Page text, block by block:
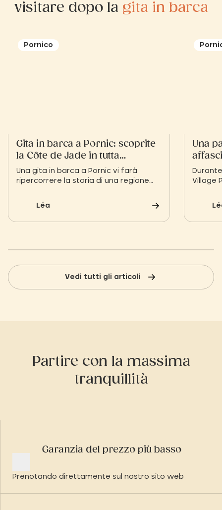
visitare dopo la gita in barca
Pornico
Gita in barca a Pornic: scoprite
la Côte de Jade in tutta
tranquillità
Una gita in barca a Pornic vi farà
ripercorrere la storia di una regione
momento, con le sue baie argentate,
le scogliere bagnate dal mare e i porti
pieni di casette colorate dei pescatori.
Léa
Una
dei
Village
dalla
cuore
Vedi tutti gli articoli
Partire con la massima
tranquillità
Garanzia del prezzo più basso
Prenotando direttamente sul nostro sito web